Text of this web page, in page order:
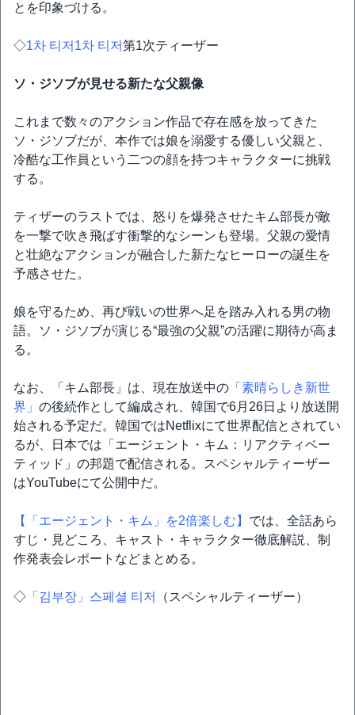
とを印象づける。
◇1차 티저1차 티저第1次ティーザー
ソ・ジソブが見せる新たな父親像
これまで数々のアクション作品で存在感を放ってきた
ソ・ジソブだが、本作では娘を溺愛する優しい父親と、
冷酷な工作員という二つの顔を持つキャラクターに挑戦
する。
ティザーのラストでは、怒りを爆発させたキム部長が敵
を一撃で吹き飛ばす衝撃的なシーンも登場。父親の愛情
と壮絶なアクションが融合した新たなヒーローの誕生を
予感させた。
娘を守るため、再び戦いの世界へ足を踏み入れる男の物
語。ソ・ジソブが演じる“最強の父親”の活躍に期待が高ま
る。
なお、「キム部長」は、現在放送中の 「素晴らしき新世
界」 の後続作として編成され、韓国で6月26日より放送開
始される予定だ。韓国ではNetflixにて世界配信とされてい
るが、日本では「エージェント・キム：リアクティベー
ティッド」の邦題で配信される。スペシャルティーザー
はYouTubeにて公開中だ。
【「エージェント・キム」を2倍楽しむ】 では、全話あら
すじ・見どころ、キャスト・キャラクター徹底解説、制
作発表会レポートなどまとめる。
◇ 「김부장」스페셜 티저 （スペシャルティーザー）